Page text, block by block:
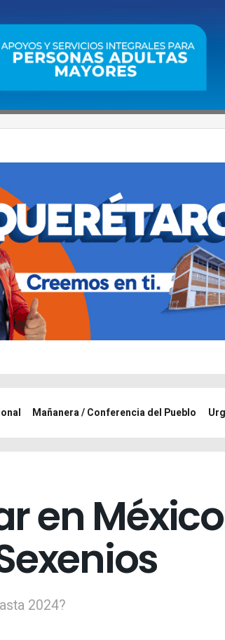
Mañanera / Conferencia del Pueblo
en
2024?